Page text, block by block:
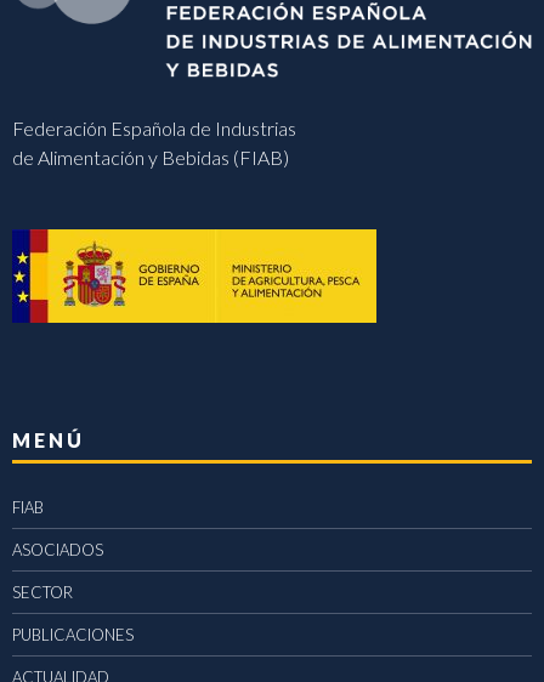
Federación Española de Industrias
de Alimentación y Bebidas (FIAB)
MENÚ
FIAB
ASOCIADOS
SECTOR
PUBLICACIONES
ACTUALIDAD